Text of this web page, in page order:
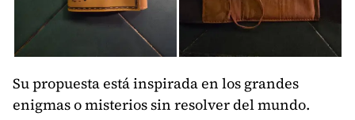
Su propuesta está inspirada en los grandes
enigmas o misterios sin resolver del mundo.